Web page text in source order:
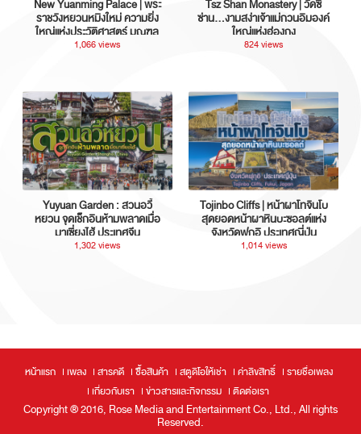
New Yuanming Palace | พระ
ราชวังหยวนหมิงใหม่ ความยิ่ง
ใหญ่แห่งประวัติศาสตร์ มณฑล
กวางตุ้ง ประเทศจีน
1,066 views
Tsz Shan Monastery | วัดซี
ซ่าน…งามสง่าเจ้าแม่กวนอิมองค์
ใหญ่แห่งฮ่องกง
824 views
Yuyuan Garden : สวนอวี้
หยวน จุดเช็กอินห้ามพลาดเมื่อ
มาเซี่ยงไฮ้ ประเทศจีน
1,302 views
Tojinbo Cliffs | หน้าผาโทจินโบ
สุดยอดหน้าผาหินบะซอลต์แห่ง
จังหวัดฟุกุอิ ประเทศญี่ปุ่น
1,014 views
หน้าแรก เพลง สารคดี ซื้อสินค้า สตูดิโอให้เช่า ค่าลิขสิทธิ์
รายชื่อเพลง
เกี่ยวกับเรา
ข่าวสารและกิจกรรม ติดต่อเรา
Copyright ® 2016, Rose Media and Entertainment Co., Ltd., All rights
Reserved.